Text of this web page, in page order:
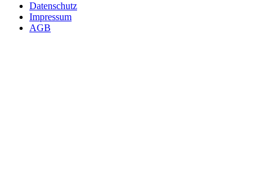
Datenschutz
Impressum
AGB